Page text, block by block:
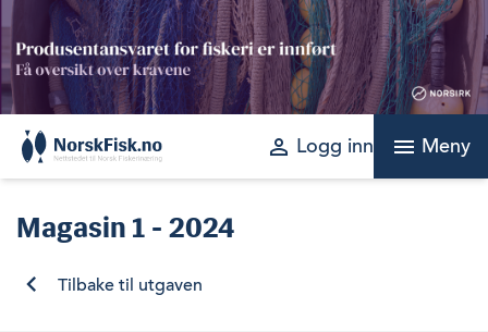
Skip
to
content
perm_identity Logg inn menu Meny
Magasin 1 - 2024
Tilbake til utgaven